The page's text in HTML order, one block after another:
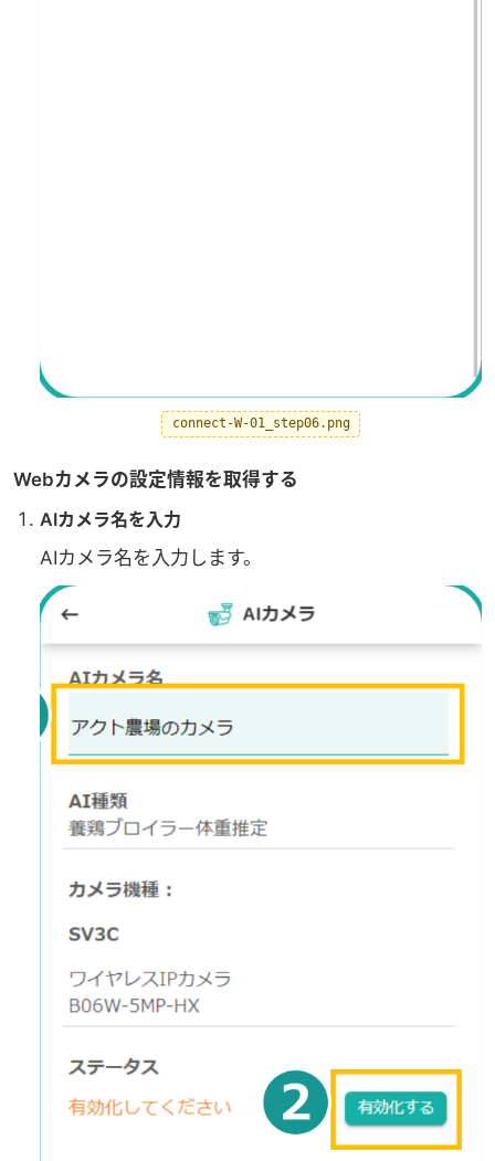
connect-W-01_step06.png
Webカメラの設定情報を取得する
AIカメラ名を入力
AIカメラ名を入力します。